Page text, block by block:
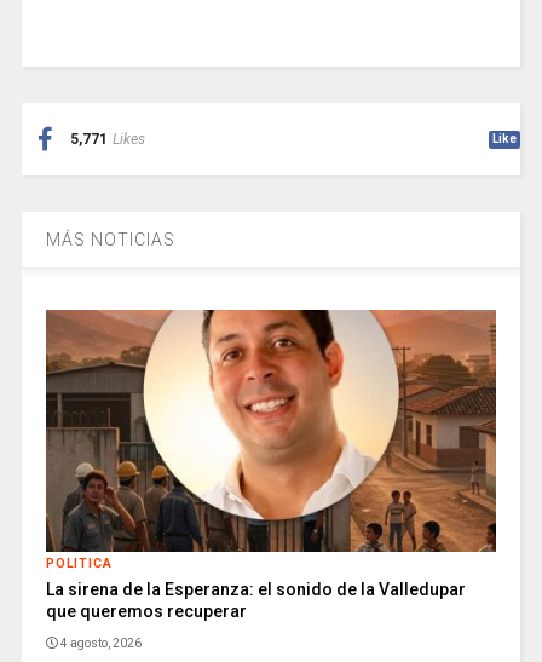
5,771 Likes Like
MÁS NOTICIAS
POLITICA
La sirena de la Esperanza: el sonido de la Valledupar
que queremos recuperar
4 agosto, 2026